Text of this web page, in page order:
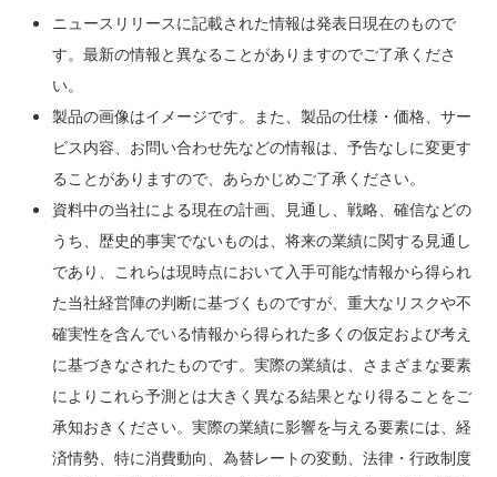
ニュースリリースに記載された情報は発表日現在のもので
す。最新の情報と異なることがありますのでご了承くださ
い。
製品の画像はイメージです。また、製品の仕様・価格、サー
ビス内容、お問い合わせ先などの情報は、予告なしに変更す
ることがありますので、あらかじめご了承ください。
資料中の当社による現在の計画、見通し、戦略、確信などの
うち、歴史的事実でないものは、将来の業績に関する見通し
であり、これらは現時点において入手可能な情報から得られ
た当社経営陣の判断に基づくものですが、重大なリスクや不
確実性を含んでいる情報から得られた多くの仮定および考え
に基づきなされたものです。実際の業績は、さまざまな要素
によりこれら予測とは大きく異なる結果となり得ることをご
承知おきください。実際の業績に影響を与える要素には、経
済情勢、特に消費動向、為替レートの変動、法律・行政制度